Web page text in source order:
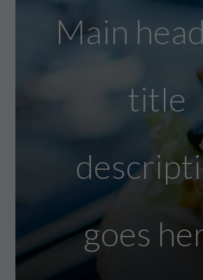
Main
title
goes